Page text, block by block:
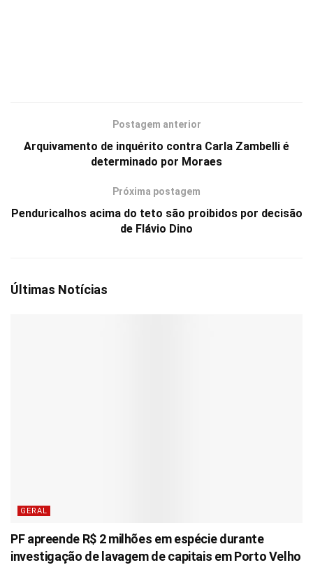
Postagem anterior
Arquivamento de inquérito contra Carla Zambelli é
determinado por Moraes
Próxima postagem
Penduricalhos acima do teto são proibidos por decisão
de Flávio Dino
Últimas Notícias
GERAL
PF apreende R$ 2 milhões em espécie durante
investigação de lavagem de capitais em Porto Velho